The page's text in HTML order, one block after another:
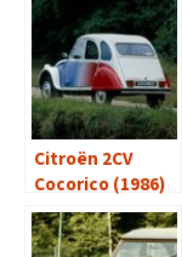
Citroën 2CV
Cocorico (1986)